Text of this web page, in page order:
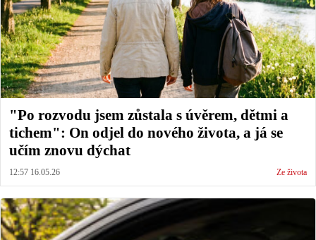
"Po rozvodu jsem zůstala s úvěrem, dětmi a
tichem": On odjel do nového života, a já se
učím znovu dýchat
12:57 16.05.26 Ze života